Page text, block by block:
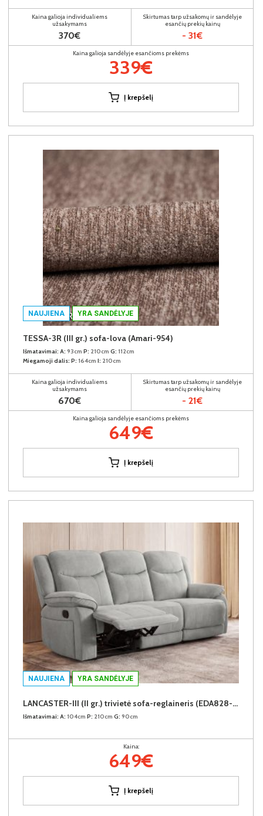
Kaina galioja individualiems
užsakymams
370€
Skirtumas tarp užsakomų ir sandėlyje
esančių prekių kainų
- 31€
Kaina galioja sandėlyje esančioms prekėms
339€
Į krepšelį
NAUJIENA YRA SANDĖLYJE
TESSA-3R (III gr.) sofa-lova (Amari-954)
Išmatavimai: A: 93cm P: 210cm G: 112cm
Miegamoji dalis: P: 164cm I: 210cm
Kaina galioja individualiems
užsakymams
670€
Skirtumas tarp užsakomų ir sandėlyje
esančių prekių kainų
- 21€
Kaina galioja sandėlyje esančioms prekėms
649€
Į krepšelį
NAUJIENA YRA SANDĖLYJE
LANCASTER-III (II gr.) trivietė sofa-reglaineris (EDA828-10 Pilkas)
Išmatavimai: A: 104cm P: 210cm G: 90cm
Kaina:
649€
Į krepšelį